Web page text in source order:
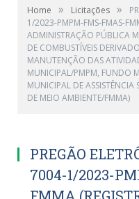
Home » Licitações »
1/2023-PMPM-FMS-FMAS-
ADMINISTRAÇÃO PÚBLICA
DE COMBUSTÍVEIS
MANUTENÇÃO DAS
MUNICIPAL/PMPM, FUNDO
MUNICIPAL DE
DE MEIO AMBIENTE/FMMA)
PREGÃO
7004-1/2023-